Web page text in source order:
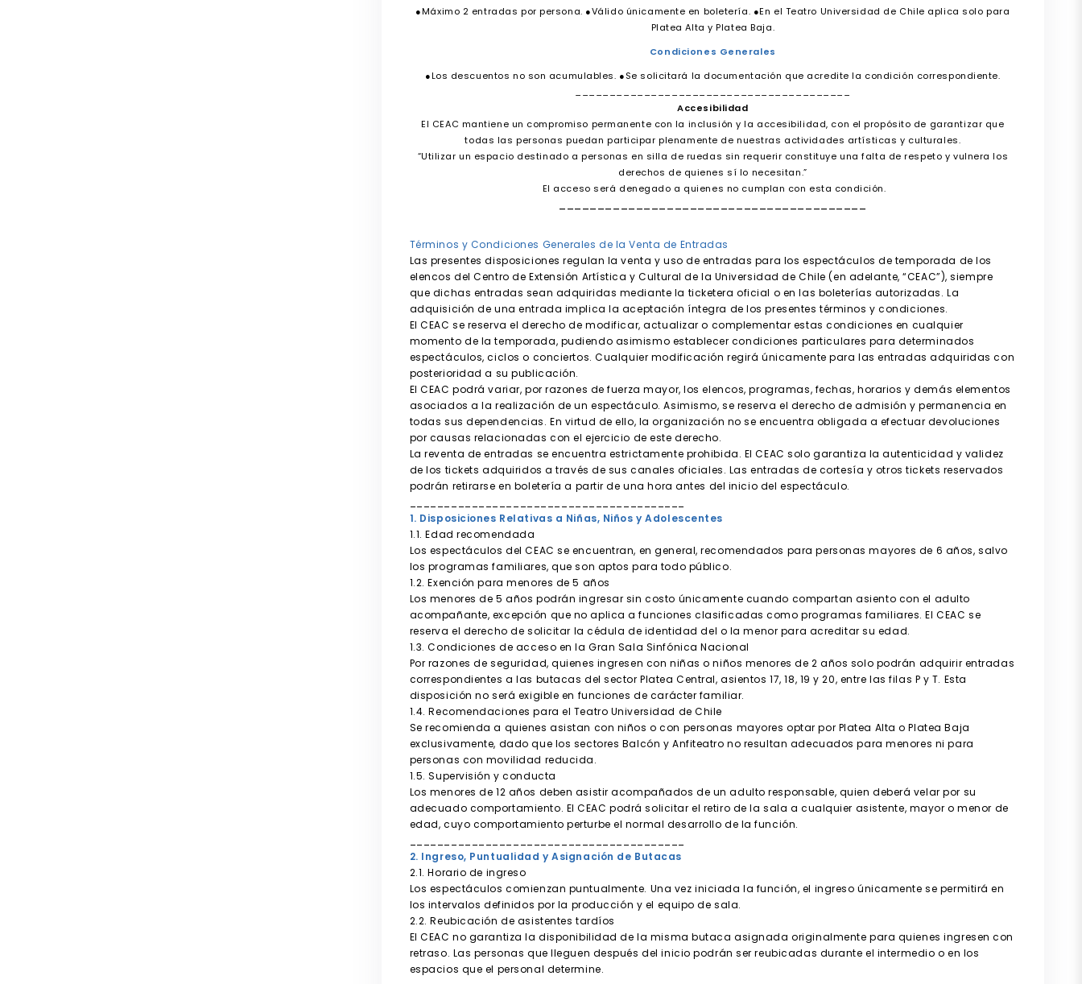
●Máximo 2 entradas por persona. ●Válido únicamente en boletería. ●En el Teatro Universidad de Chile aplica solo para
Platea Alta y Platea Baja.
Condiciones Generales
●Los descuentos no son acumulables. ●Se solicitará la documentación que acredite la condición correspondiente.
________________________________________
Accesibilidad
El CEAC mantiene un compromiso permanente con la inclusión y la accesibilidad, con el propósito de garantizar que
todas las personas puedan participar plenamente de nuestras actividades artísticas y culturales.
“Utilizar un espacio destinado a personas en silla de ruedas sin requerir constituye una falta de respeto y vulnera los
derechos de quienes sí lo necesitan.”
El acceso será denegado a quienes no cumplan con esta condición.
Términos y Condiciones Generales de la Venta de Entradas
Las presentes disposiciones regulan la venta y uso de entradas para los espectáculos de temporada de los
elencos del Centro de Extensión Artística y Cultural de la Universidad de Chile (en adelante, “CEAC”), siempre
que dichas entradas sean adquiridas mediante la ticketera oficial o en las boleterías autorizadas. La
adquisición de una entrada implica la aceptación íntegra de los presentes términos y condiciones.
El CEAC se reserva el derecho de modificar, actualizar o complementar estas condiciones en cualquier
momento de la temporada, pudiendo asimismo establecer condiciones particulares para determinados
espectáculos, ciclos o conciertos. Cualquier modificación regirá únicamente para las entradas adquiridas con
posterioridad a su publicación.
El CEAC podrá variar, por razones de fuerza mayor, los elencos, programas, fechas, horarios y demás elementos
asociados a la realización de un espectáculo. Asimismo, se reserva el derecho de admisión y permanencia en
todas sus dependencias. En virtud de ello, la organización no se encuentra obligada a efectuar devoluciones
por causas relacionadas con el ejercicio de este derecho.
La reventa de entradas se encuentra estrictamente prohibida. El CEAC solo garantiza la autenticidad y validez
de los tickets adquiridos a través de sus canales oficiales. Las entradas de cortesía y otros tickets reservados
podrán retirarse en boletería a partir de una hora antes del inicio del espectáculo.
1. Disposiciones Relativas a Niñas, Niños y Adolescentes
1.1. Edad recomendada
Los espectáculos del CEAC se encuentran, en general, recomendados para personas mayores de 6 años, salvo
los programas familiares, que son aptos para todo público.
1.2. Exención para menores de 5 años
Los menores de 5 años podrán ingresar sin costo únicamente cuando compartan asiento con el adulto
acompañante, excepción que no aplica a funciones clasificadas como programas familiares. El CEAC se
reserva el derecho de solicitar la cédula de identidad del o la menor para acreditar su edad.
1.3. Condiciones de acceso en la Gran Sala Sinfónica Nacional
Por razones de seguridad, quienes ingresen con niñas o niños menores de 2 años solo podrán adquirir entradas
correspondientes a las butacas del sector Platea Central, asientos 17, 18, 19 y 20, entre las filas P y T. Esta
disposición no será exigible en funciones de carácter familiar.
1.4. Recomendaciones para el Teatro Universidad de Chile
Se recomienda a quienes asistan con niños o con personas mayores optar por Platea Alta o Platea Baja
exclusivamente, dado que los sectores Balcón y Anfiteatro no resultan adecuados para menores ni para
personas con movilidad reducida.
1.5. Supervisión y conducta
Los menores de 12 años deben asistir acompañados de un adulto responsable, quien deberá velar por su
adecuado comportamiento. El CEAC podrá solicitar el retiro de la sala a cualquier asistente, mayor o menor de
edad, cuyo comportamiento perturbe el normal desarrollo de la función.
2. Ingreso, Puntualidad y Asignación de Butacas
2.1. Horario de ingreso
Los espectáculos comienzan puntualmente. Una vez iniciada la función, el ingreso únicamente se permitirá en
los intervalos definidos por la producción y el equipo de sala.
2.2. Reubicación de asistentes tardíos
El CEAC no garantiza la disponibilidad de la misma butaca asignada originalmente para quienes ingresen con
retraso. Las personas que lleguen después del inicio podrán ser reubicadas durante el intermedio o en los
espacios que el personal determine.